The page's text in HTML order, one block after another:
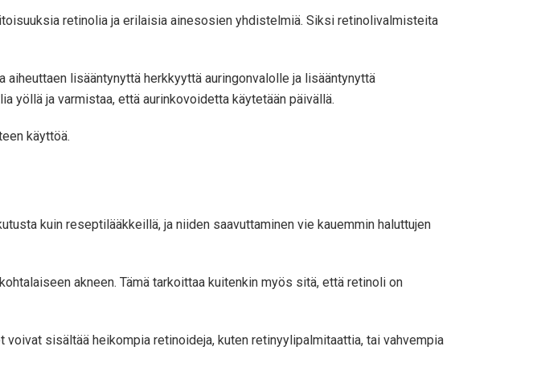
retinolia ja erilaisia ​​ainesosien yhdistelmiä. Siksi retinolivalmisteita
lisääntynyttä herkkyyttä auringonvalolle ja lisääntynyttä
yöllä ja varmistaa, että aurinkovoidetta käytetään päivällä.
käyttöä.
kuin reseptilääkkeillä, ja niiden saavuttaminen vie kauemmin haluttujen
akneen. Tämä tarkoittaa kuitenkin myös sitä, että retinoli on
sisältää heikompia retinoideja, kuten retinyylipalmitaattia, tai vahvempia